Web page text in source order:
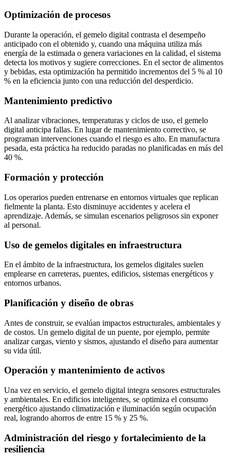
Optimización de procesos
Durante la operación, el gemelo digital contrasta el desempeño
anticipado con el obtenido y, cuando una máquina utiliza más
energía de la estimada o genera variaciones en la calidad, el sistema
detecta los motivos y sugiere correcciones. En el sector de alimentos
y bebidas, esta optimización ha permitido incrementos del 5 % al 10
% en la eficiencia junto con una reducción del desperdicio.
Mantenimiento predictivo
Al analizar vibraciones, temperaturas y ciclos de uso, el gemelo
digital anticipa fallas. En lugar de mantenimiento correctivo, se
programan intervenciones cuando el riesgo es alto. En manufactura
pesada, esta práctica ha reducido paradas no planificadas en más del
40 %.
Formación y protección
Los operarios pueden entrenarse en entornos virtuales que replican
fielmente la planta. Esto disminuye accidentes y acelera el
aprendizaje. Además, se simulan escenarios peligrosos sin exponer
al personal.
Uso de gemelos digitales en infraestructura
En el ámbito de la infraestructura, los gemelos digitales suelen
emplearse en carreteras, puentes, edificios, sistemas energéticos y
entornos urbanos.
Planificación y diseño de obras
Antes de construir, se evalúan impactos estructurales, ambientales y
de costos. Un gemelo digital de un puente, por ejemplo, permite
analizar cargas, viento y sismos, ajustando el diseño para aumentar
su vida útil.
Operación y mantenimiento de activos
Una vez en servicio, el gemelo digital integra sensores estructurales
y ambientales. En edificios inteligentes, se optimiza el consumo
energético ajustando climatización e iluminación según ocupación
real, logrando ahorros de entre 15 % y 25 %.
Administración del riesgo y fortalecimiento de la
resiliencia